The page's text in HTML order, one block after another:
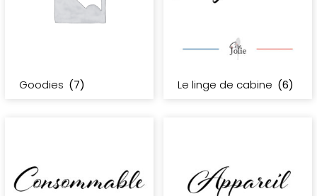
Goodies (7) Le linge de cabine (6)